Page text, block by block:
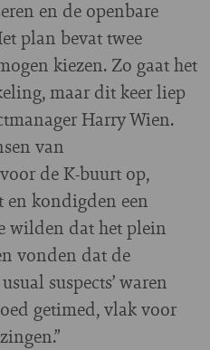
en de openbare
plan bevat twee
kiezen. Zo gaat het
maar dit keer liep
Harry Wien.
van
de K-buurt op,
kondigden een
wilden dat het plein
vonden dat de
suspects’ waren
getimed, vlak voor